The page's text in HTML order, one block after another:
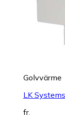
Golvvärme
LK
fr.